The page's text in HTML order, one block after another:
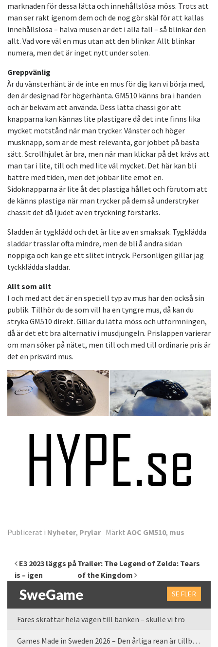
marknaden för dessa lätta och innehållslösa möss. Trots att
man ser rakt igenom dem och de nog gör skäl för att kallas
innehållslösa – halva musen är det i alla fall – så blinkar den
allt. Vad vore väl en mus utan att den blinkar. Allt blinkar
numera, men det är inget nytt under solen.
Greppvänlig
Är du vänsterhänt är de inte en mus för dig kan vi börja med,
den är designad för högerhänta. GM510 känns bra i handen
och är bekväm att använda. Dess lätta chassi gör att
knapparna kan kännas lite plastigare då det inte finns lika
mycket motstånd när man trycker. Vänster och höger
musknapp, som är de mest relevanta, gör jobbet på bästa
sätt. Scrollhjulet är bra, men när man klickar på det krävs att
man tar i lite, till och med lite väl mycket. Det här kan bli
bättre med tiden, men det jobbar lite emot en.
Sidoknapparna är lite åt det plastiga hållet och förutom att
de känns plastiga när man trycker på dem så understryker
chassit det då ljudet av en tryckning förstärks.
Sladden är tygklädd och det är lite av en smaksak. Tygklädda
sladdar trasslar ofta mindre, men de bli å andra sidan
noppiga och kan ge ett slitet intryck. Personligen gillar jag
tyckklädda sladdar.
Allt som allt
I och med att det är en speciell typ av mus har den också sin
publik. Tillhör du de som vill ha en tyngre mus, då kan du
stryka GM510 direkt. Gillar du lätta möss och utformningen,
då är det ett bra alternativ i musdjungeln. Prislappen varierar
om man söker på nätet, men till och med till ordinarie pris är
det en prisvärd mus.
Publicerat i Nyheter, Prylar Märkt AOC GM510, mus
Inläggsnavigering
E3 2023 läggs på
is – igen
Trailer: The Legend of Zelda: Tears
of the Kingdom
SweGame SE FLER
Fares skrattar hela vägen till banken – skulle vi tro
Games Made in Sweden 2026 – Den årliga rean är tillbaka